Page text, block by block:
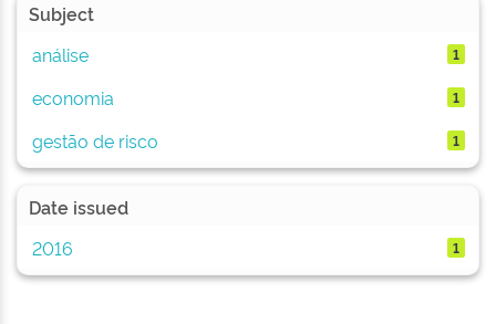
Subject
análise
1
economia 1
gestão de risco 1
Date issued
2016
1